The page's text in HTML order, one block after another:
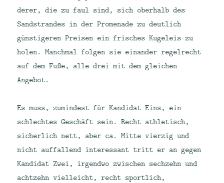
derer, die zu faul sind, sich oberhalb des
Sandstrandes in der Promenade zu deutlich
günstigeren Preisen ein frisches Kugeleis zu
holen. Manchmal folgen sie einander regelrecht
auf dem Fuße, alle drei mit dem gleichen
Angebot.
Es muss, zumindest für Kandidat Eins, ein
schlechtes Geschäft sein. Recht athletisch,
sicherlich nett, aber ca. Mitte vierzig und
nicht auffallend interessant tritt er an gegen
Kandidat Zwei, irgendwo zwischen sechzehn und
achtzehn vielleicht, recht sportlich,